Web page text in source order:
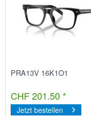
PRA13V 16K1O1
CHF 201.50 *
Jetzt bestellen